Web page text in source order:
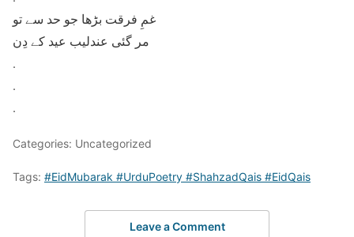
غمِ فرقت بڑھا جو حد سے تو
مر گئی عندلیب عید کے دِن
.
.
.
Categories: Uncategorized
Tags: #EidMubarak #UrduPoetry #ShahzadQais #EidQais
Leave a Comment